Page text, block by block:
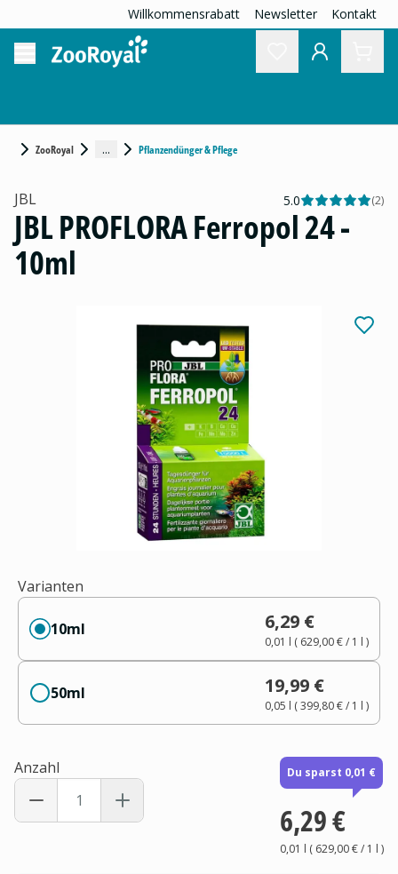
Willkommensrabatt Newsletter Kontakt
ZooRoyal ... Pflanzendünger & Pflege
JBL 5.0 (2)
JBL PROFLORA Ferropol 24 -
10ml
Varianten
10ml 6,29 €
0,01 l ( 629,00 €/ 1 l )
50ml 19,99 €
0,05 l (399,80 €/ 1 l )
Anzahl Du sparst 0,01 €
6,29 €
0,01 l ( 629,00 €/ 1 l )